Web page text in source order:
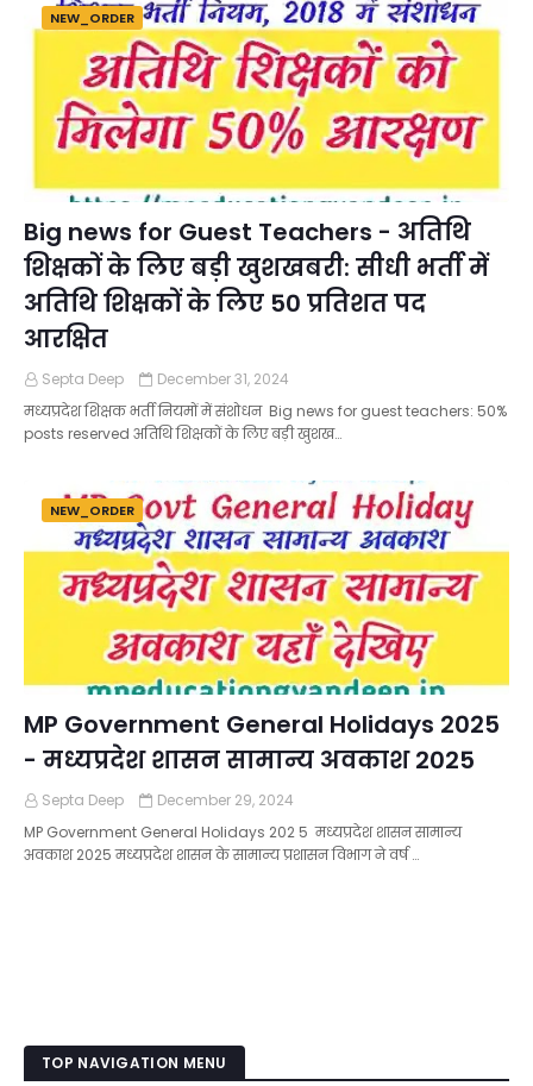
NEW_ORDER
Big news for Guest Teachers - अतिथि
शिक्षकों के लिए बड़ी खुशखबरी: सीधी भर्ती में
अतिथि शिक्षकों के लिए 50 प्रतिशत पद
आरक्षित
Septa Deep
December 31, 2024
मध्यप्रदेश शिक्षक भर्ती नियमों में संशोधन Big news for guest teachers: 50%
posts reserved अतिथि शिक्षकों के लिए बड़ी खुशख…
NEW_ORDER
MP Government General Holidays 2025
- मध्यप्रदेश शासन सामान्य अवकाश 2025
Septa Deep
December 29, 2024
MP Government General Holidays 202 5 मध्यप्रदेश शासन सामान्य
अवकाश 2025 मध्यप्रदेश शासन के सामान्य प्रशासन विभाग ने वर्ष …
TOP NAVIGATION MENU